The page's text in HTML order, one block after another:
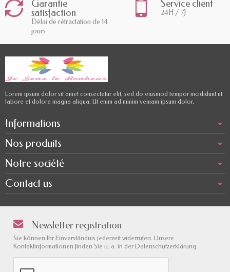
Garantie
satisfaction
Délai de rétractation de 14
jours
Service client
24H / 7J
Lorem ipsum dolor sit amet consectetur elit, sed do eiusmod tempor incididunt ut
labore et dolore magna aliqua. Ut enim ad minim veniam ipsum dolor.
Informations
Nos produits
Notre société
Contact us
Newsletter registration
Sie können Ihr Einverständnis jederzeit widerrufen. Unsere
Kontaktinformationen finden Sie u. a. in der Datenschutzerklärung.